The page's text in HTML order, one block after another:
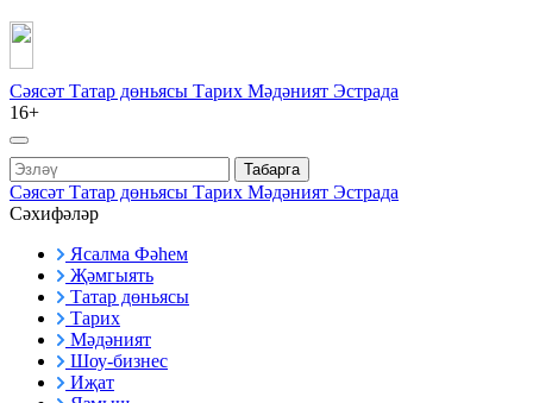
Сәясәт Татар дөньясы Тарих Мәдәният Эстрада
16+
Табарга
Сәясәт Татар дөньясы Тарих Мәдәният Эстрада
Сәхифәләр
Ясалма Фәһем
Җәмгыять
Татар дөньясы
Тарих
Мәдәният
Шоу-бизнес
Иҗат